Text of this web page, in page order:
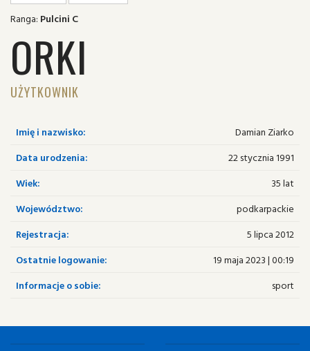
Ranga: Pulcini C
ORKI
UŻYTKOWNIK
Imię i nazwisko:
Damian Ziarko
Data urodzenia:
22 stycznia 1991
Wiek:
35 lat
Województwo:
podkarpackie
Rejestracja:
5 lipca 2012
Ostatnie logowanie:
19 maja 2023 | 00:19
Informacje o sobie:
sport